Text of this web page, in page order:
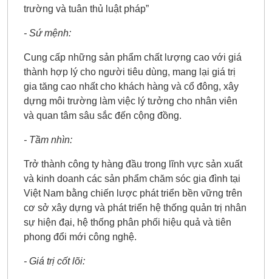
trường và tuân thủ luật pháp”
- Sứ mệnh:
Cung cấp những sản phẩm chất lượng cao với giá
thành hợp lý cho người tiêu dùng, mang lại giá trị
gia tăng cao nhất cho khách hàng và cổ đông, xây
dựng môi trường làm việc lý tưởng cho nhân viên
và quan tâm sâu sắc đến cộng đồng.
- Tầm nhìn:
Trở thành công ty hàng đầu trong lĩnh vực sản xuất
và kinh doanh các sản phẩm chăm sóc gia đình tại
Việt Nam bằng chiến lược phát triển bền vững trên
cơ sở xây dựng và phát triển hệ thống quản trị nhân
sự hiện đại, hệ thống phân phối hiệu quả và tiên
phong đổi mới công nghệ.
- Giá trị cốt lõi: